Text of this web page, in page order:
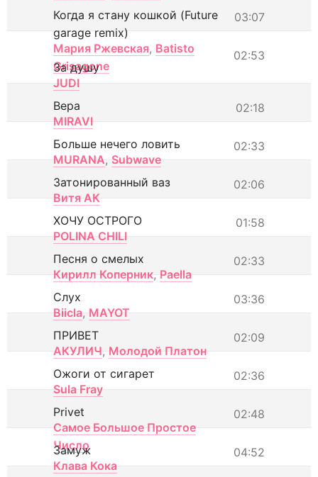
03:07
Когда я стану кошкой (Future
garage remix)
Мария Ржевская, Batisto
Grisagone
02:53
За душу
JUDI
02:18
Вера
MIRAVI
02:33
Больше нечего ловить
MURANA, Subwave
02:06
Затонированный ваз
Витя АК
01:58
ХОЧУ ОСТРОГО
POLINA CHILI
02:33
Песня о смелых
Кирилл Коперник, Paella
03:36
Слух
Biicla, MAYOT
02:09
ПРИВЕТ
АКУЛИЧ, Молодой Платон
02:36
Ожоги от сигарет
Sula Fray
02:48
Privet
Самое Большое Простое
Число
04:52
Замуж
Клава Кока